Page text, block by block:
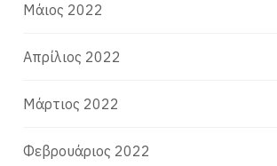
Μάιος 2022
Απρίλιος 2022
Μάρτιος 2022
Φεβρουάριος 2022